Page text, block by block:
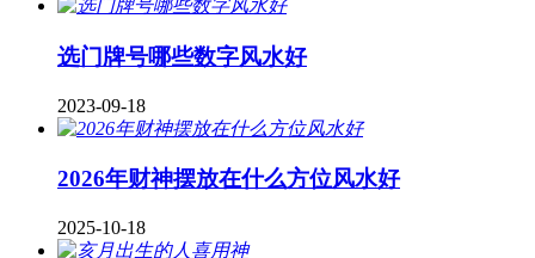
​选门牌号哪些数字风水好
2023-09-18
2026年财神摆放在什么方位风水好
2025-10-18